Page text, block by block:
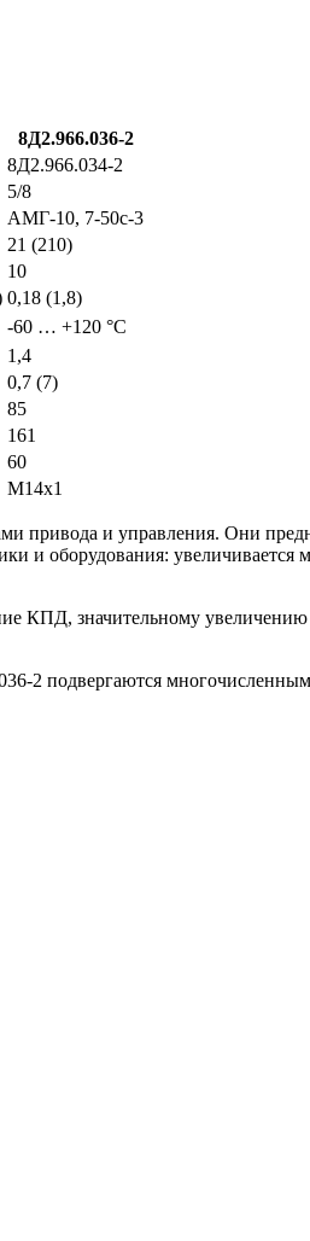
8Д2.966.036-2
8Д2.966.034-2
5/8
АМГ-10, 7-50с-3
21 (210)
10
0,18 (1,8)
-60 … +120 °С
1,4
0,7 (7)
85
161
60
М14х1
привода и управления. Они
и оборудования: увеличивается
КПД, значительному
2 подвергаются многочисленным